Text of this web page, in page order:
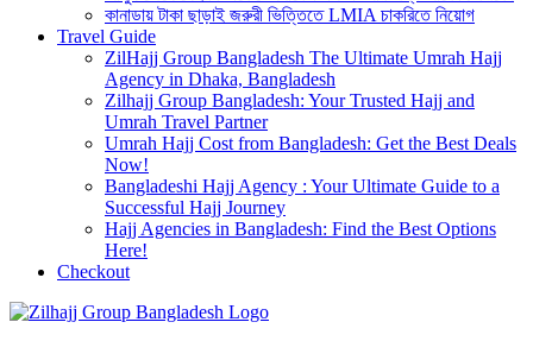
কানাডায় টাকা ছাড়াই জরুরী ভিত্তিতে LMIA চাকরিতে নিয়োগ
Travel Guide
ZilHajj Group Bangladesh The Ultimate Umrah Hajj
Agency in Dhaka, Bangladesh
Zilhajj Group Bangladesh: Your Trusted Hajj and
Umrah Travel Partner
Umrah Hajj Cost from Bangladesh: Get the Best Deals
Now!
Bangladeshi Hajj Agency : Your Ultimate Guide to a
Successful Hajj Journey
Hajj Agencies in Bangladesh: Find the Best Options
Here!
Checkout